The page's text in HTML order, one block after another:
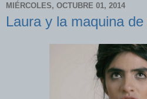
MIÉRCOLES, OCTUBRE 01, 2014
Laura y la maquina